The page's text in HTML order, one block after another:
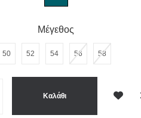
Μέγεθος
50 52 54 56 58
Καλάθι